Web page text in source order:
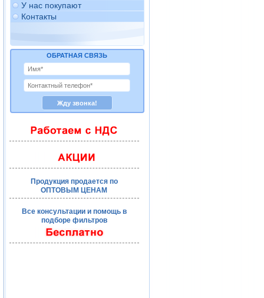
У нас покупают
Контакты
ОБРАТНАЯ СВЯЗЬ
Продукция продается по
ОПТОВЫМ ЦЕНАМ
Все консультации и помощь в
подборе фильтров